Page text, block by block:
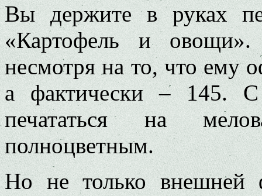
Вы держите в руках
«Картофель и
несмотря на то, что ему
а фактически – 145. С
печататься на
полноцветным.
Но не только внешней